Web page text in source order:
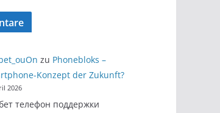
zu Phonebloks –
Konzept der Zukunft?
2026
телефон поддержки